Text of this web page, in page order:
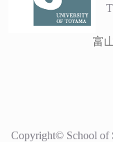
富
Copyright© School of